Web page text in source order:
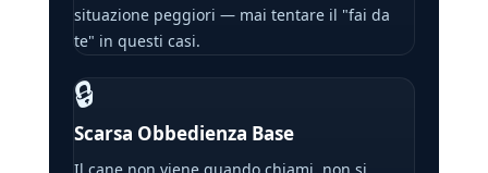
situazione peggiori — mai tentare il "fai da
te" in questi casi.
🔒
Scarsa Obbedienza Base